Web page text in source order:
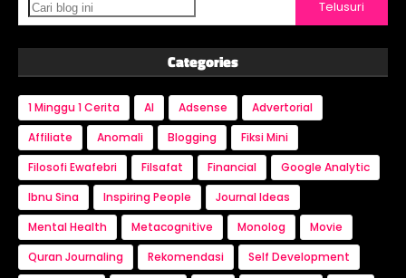
Categories
1 Minggu 1 Cerita AI Adsense
Advertorial
Affiliate
Anomali Blogging
Fiksi Mini
Filosofi Ewafebri
Filsafat Financial
Google Analytic
Ibnu Sina
Inspiring People
Journal Ideas
Mental Health
Metacognitive Monolog
Movie
Quran Journaling
Rekomendasi
Self Development